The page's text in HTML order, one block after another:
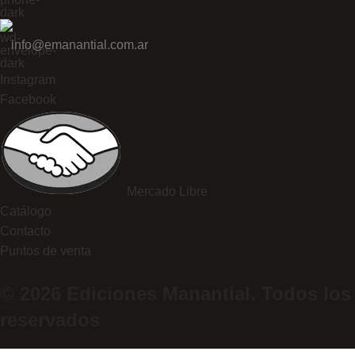
info@emanantial.com.ar
Instagram
Facebook
Mercado Libre
Catálogo
Contacto
Puntos de venta